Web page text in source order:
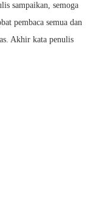
sampaikan, semoga
pembaca semua dan
Akhir kata penulis